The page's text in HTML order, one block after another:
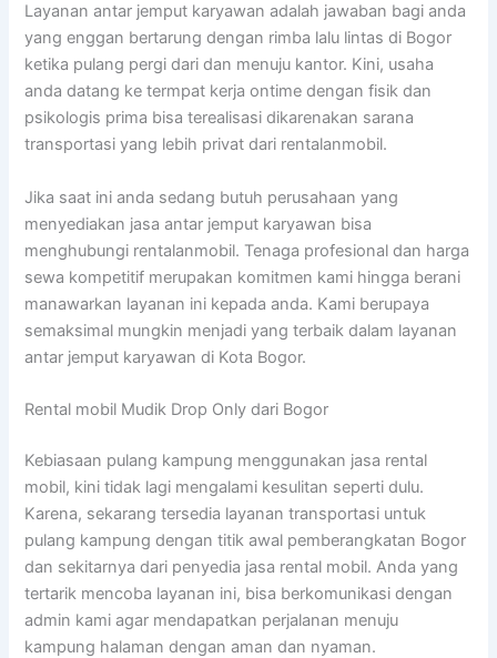
Layanan antar jemput karyawan adalah jawaban bagi anda
yang enggan bertarung dengan rimba lalu lintas di Bogor
ketika pulang pergi dari dan menuju kantor. Kini, usaha
anda datang ke termpat kerja ontime dengan fisik dan
psikologis prima bisa terealisasi dikarenakan sarana
transportasi yang lebih privat dari rentalanmobil.
Jika saat ini anda sedang butuh perusahaan yang
menyediakan jasa antar jemput karyawan bisa
menghubungi rentalanmobil. Tenaga profesional dan harga
sewa kompetitif merupakan komitmen kami hingga berani
manawarkan layanan ini kepada anda. Kami berupaya
semaksimal mungkin menjadi yang terbaik dalam layanan
antar jemput karyawan di Kota Bogor.
Rental mobil Mudik Drop Only dari Bogor
Kebiasaan pulang kampung menggunakan jasa rental
mobil, kini tidak lagi mengalami kesulitan seperti dulu.
Karena, sekarang tersedia layanan transportasi untuk
pulang kampung dengan titik awal pemberangkatan Bogor
dan sekitarnya dari penyedia jasa rental mobil. Anda yang
tertarik mencoba layanan ini, bisa berkomunikasi dengan
admin kami agar mendapatkan perjalanan menuju
kampung halaman dengan aman dan nyaman.